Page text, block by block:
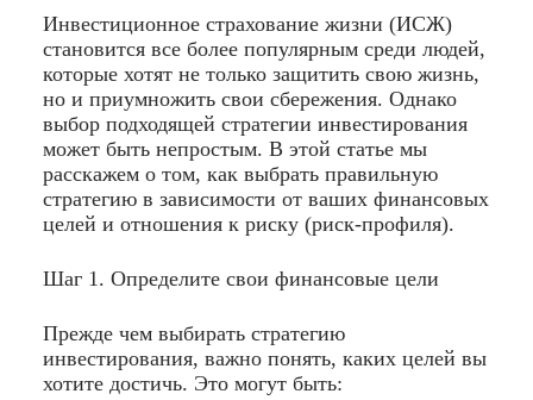
Инвестиционное страхование жизни (ИСЖ)
становится все более популярным среди людей,
которые хотят не только защитить свою жизнь,
но и приумножить свои сбережения. Однако
выбор подходящей стратегии инвестирования
может быть непростым. В этой статье мы
расскажем о том, как выбрать правильную
стратегию в зависимости от ваших финансовых
целей и отношения к риску (риск-профиля).
Шаг 1. Определите свои финансовые цели
Прежде чем выбирать стратегию
инвестирования, важно понять, каких целей вы
хотите достичь. Это могут быть: